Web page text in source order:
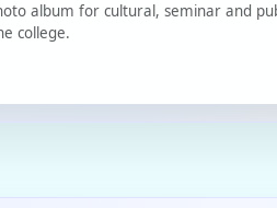
seminar and public programme